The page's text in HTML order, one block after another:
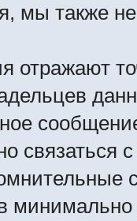
мы также
отражают
связаться